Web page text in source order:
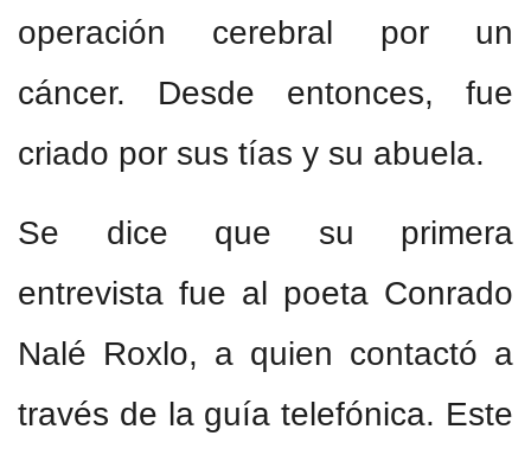
operación cerebral por un
cáncer. Desde entonces, fue
criado por sus tías y su abuela.
Se dice que su primera
entrevista fue al poeta Conrado
Nalé Roxlo, a quien contactó a
través de la guía telefónica. Este